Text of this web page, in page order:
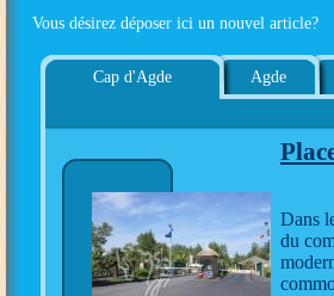
Vous désirez déposer ici un nouvel article?
Cap d'Agde Agde
Dans
du